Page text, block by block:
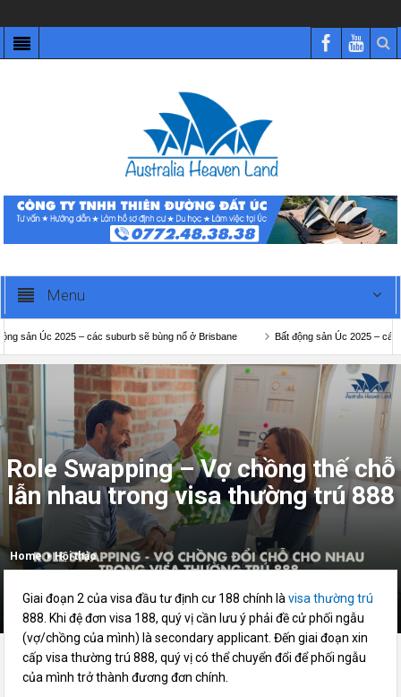
Menu
2025 – các suburb sẽ bùng nổ ở Brisbane Bất động sản Úc 2025 – các suburb
Role Swapping – Vợ chồng thế chỗ
lẫn nhau trong visa thường trú 888
Home Hội thảo
Giai đoạn 2 của visa đầu tư định cư 188 chính làvisa thường trú
888. Khi đệ đơn visa 188, quý vị cần lưu ý phải đề cử phối ngẫu
(vợ/chồng của mình) là secondary applicant. Đến giai đoạn xin
cấp visa thường trú 888, quý vị có thể chuyển đổi để phối ngẫu
của mình trở thành đương đơn chính.